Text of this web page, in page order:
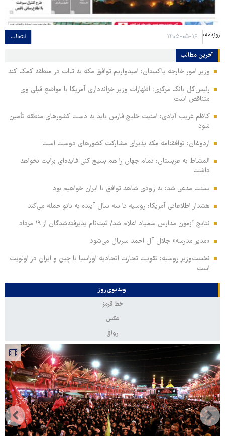
روزنامه: انتخاب
آخرین مطالب
وزیر امور خارجه پاکستان: امیدواریم توافق مکه به ثبات در منطقه کمک کند
رئیس‌کل بانک مرکزی: اظهارات وزیر خزانه‌داری آمریکا با مواضع قبلی وی
متناقض است
کاظم غریب آبادی: امنیت خلیج فارس باید به دست کشورهای منطقه تأمین
شود
اردوغان: توافقنامه مکه پذیرای مشارکت کشورهای دوست است
المشاط به عربستان: تمام جهان را هم بسیج کنی فایده‌ای برایت نخواهد
داشت
بسنت مدعی شد: به زودی شاهد توافق با ایران خواهیم بود
هشدار اطلاعاتی آمریکا: روسیه تا سه سال آینده به ناتو حمله می‌کند
نتایج آزمون مدارس سمپاد اعلام شد/ ثبت‌نام پذیرفته‌شدگان از ۱۹ مرداد
«مدیر مدرسه» جلال آل احمد سریال می‌شود
نخست‌وزیر روسیه:‌ تقویت تجارت اتحادیه اوراسیا با چین و ایران در اولویت
است
ویدیوی روز
خط قرمز
عکس
رواق